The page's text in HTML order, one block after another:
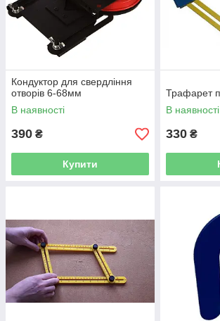
Кондуктор для свердління
отворів 6-68мм
В наявності
390 ₴
Купити
Трафарет
В наявності
330 ₴